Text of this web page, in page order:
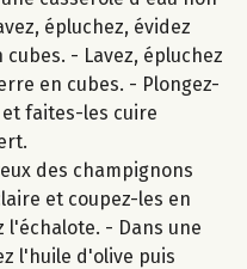
épluchez, évidez
- Lavez, épluchez
en cubes. - Plongez-
faites-les cuire
des champignons
et coupez-les en
l'échalote. - Dans une
l'huile d'olive puis